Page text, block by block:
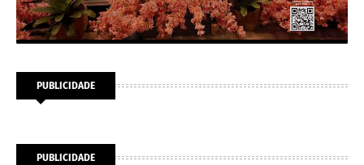
PUBLICIDADE
PUBLICIDADE